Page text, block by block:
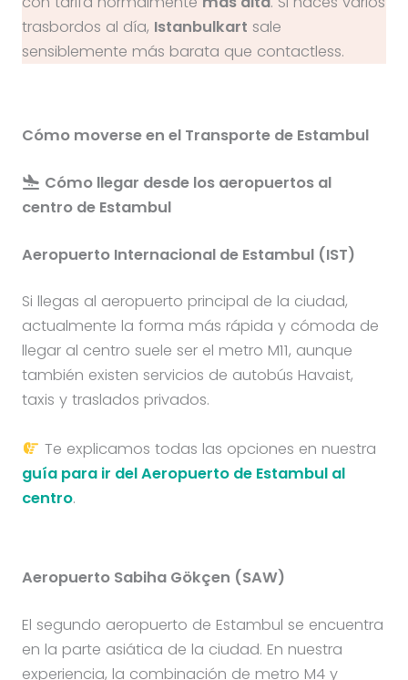
trasbordos al día, Istanbulkart sale
sensiblemente más barata que contactless.
Cómo moverse en el Transporte de Estambul
Cómo llegar desde los aeropuertos al
centro de Estambul
Aeropuerto Internacional de Estambul (IST)
Si llegas al aeropuerto principal de la ciudad,
actualmente la forma más rápida y cómoda de
llegar al centro suele ser el metro M11, aunque
también existen servicios de autobús Havaist,
taxis y traslados privados.
Te explicamos todas las opciones en nuestra
guía para ir del Aeropuerto de Estambul al
centro.
Aeropuerto Sabiha Gökçen (SAW)
El segundo aeropuerto de Estambul se encuentra
en la parte asiática de la ciudad. En nuestra
experiencia, la combinación de metro M4 y